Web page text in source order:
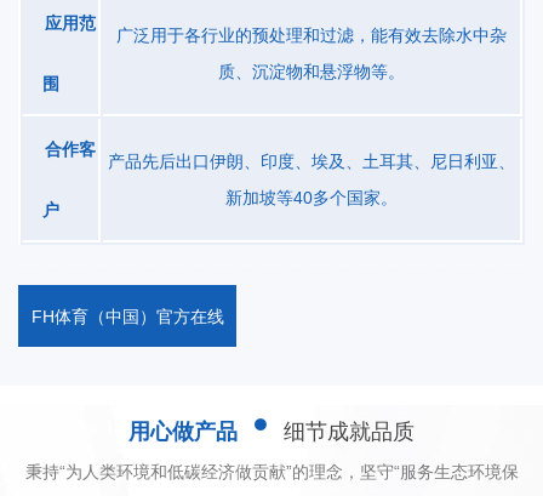
处理厂等，另外还可应用于氧化沟、氧化塘曝气系统的更新改造，
由于其多功能性与灵活性，此产品自上市以来，得到广泛应用。工
进入空气进孔达到螺旋桨，使得其水混合造成微小气泡，汽水混合
特点1、包括螺旋桨,所有的沾湿部分均为不锈钢构造；2、可用范围
面下；4、可单独或组合运行以构成循环流模式。技术参数型号QK-
TB5.5QK-TB7.5QK-TB11QK-TB18.5QK-TB37功率
8.5进气量(m³/h)210330420550700充氧量
kg（O₂/h） ~62~99~126~165~210推流距离(m)8-2410-2518-
应用范
围
广泛用于各行业的预处理和过滤，能有效去除水中杂
质、沉淀物和悬浮物等。
合作客
户
产品先后出口伊朗、印度、埃及、土耳其、尼日利亚、
新加坡等40多个国家。
FH体育（中国）官方在线
用心做产品 细节成就品质
秉持“为人类环境和低碳经济做贡献”的理念，坚守“服务生态环境保